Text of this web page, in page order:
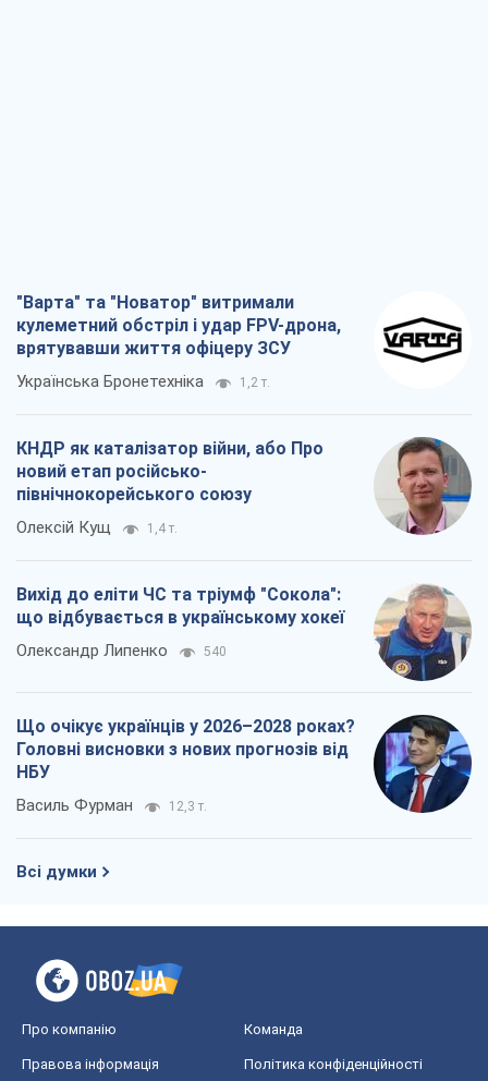
"Варта" та "Новатор" витримали
кулеметний обстріл і удар FPV-дрона,
врятувавши життя офіцеру ЗСУ
Українська Бронетехніка 1,2 т.
КНДР як каталізатор війни, або Про
новий етап російсько-
північнокорейського союзу
Олексій Кущ 1,4 т.
Вихід до еліти ЧС та тріумф "Сокола":
що відбувається в українському хокеї
Олександр Липенко 540
Що очікує українців у 2026–2028 роках?
Головні висновки з нових прогнозів від
НБУ
Василь Фурман 12,3 т.
Всі думки
Про компанію Команда
Правова інформація Політика конфіденційності